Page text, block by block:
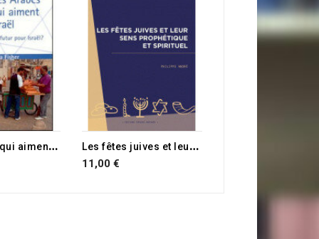
C
es arabes qui aiment Israël L
es fêtes juives et leur sens prophétique et spirituel
11,00 €
Le Shabbat
11,00 €